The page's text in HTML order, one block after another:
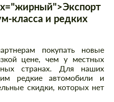
класса и редких
покупать новые
цене, чем у местных
странах. Для наших
редкие автомобили и
скидки, которых нет